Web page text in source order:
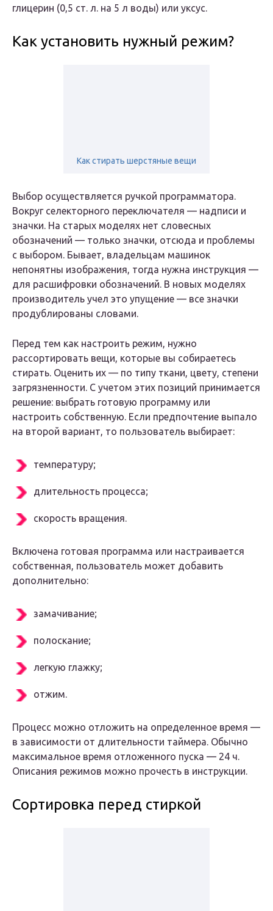
глицерин (0,5 ст. л. на 5 л воды) или уксус.
Как установить нужный режим?
Как стирать шерстяные вещи
Выбор осуществляется ручкой программатора.
Вокруг селекторного переключателя — надписи и
значки. На старых моделях нет словесных
обозначений — только значки, отсюда и проблемы
с выбором. Бывает, владельцам машинок
непонятны изображения, тогда нужна инструкция —
для расшифровки обозначений. В новых моделях
производитель учел это упущение — все значки
продублированы словами.
Перед тем как настроить режим, нужно
рассортировать вещи, которые вы собираетесь
стирать. Оценить их — по типу ткани, цвету, степени
загрязненности. С учетом этих позиций принимается
решение: выбрать готовую программу или
настроить собственную. Если предпочтение выпало
на второй вариант, то пользователь выбирает:
температуру;
длительность процесса;
скорость вращения.
Включена готовая программа или настраивается
собственная, пользователь может добавить
дополнительно:
замачивание;
полоскание;
легкую глажку;
отжим.
Процесс можно отложить на определенное время —
в зависимости от длительности таймера. Обычно
максимальное время отложенного пуска — 24 ч.
Описания режимов можно прочесть в инструкции.
Сортировка перед стиркой